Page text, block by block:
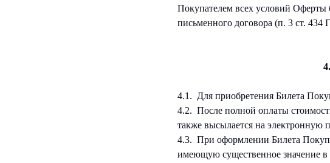
Покупателем всех условий Оферты
письменного договора (п. 3 ст. 434
4.1. Для приобретения Билета
4.2. После полной оплаты
также высылается на электронную
4.3. При оформлении Билета
имеющую существенное значение в